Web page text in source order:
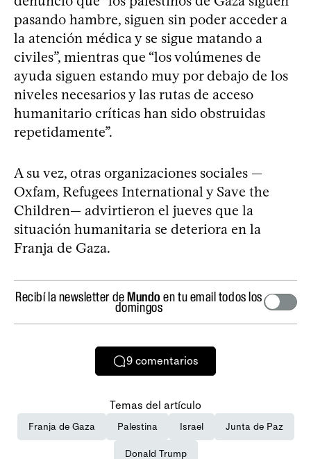
pasando hambre, siguen sin poder acceder a
la atención médica y se sigue matando a
civiles”, mientras que “los volúmenes de
ayuda siguen estando muy por debajo de los
niveles necesarios y las rutas de acceso
humanitario críticas han sido obstruidas
repetidamente”.
A su vez, otras organizaciones sociales —
Oxfam, Refugees International y Save the
Children— advirtieron el jueves que la
situación humanitaria se deteriora en la
Franja de Gaza.
Recibí la newsletter deMundo en tu email todos los
domingos
9 comentarios
Temas del artículo
Franja de Gaza Palestina Israel Junta de Paz
Donald Trump